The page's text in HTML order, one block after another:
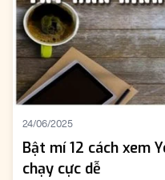
24/06/2025
Bật mí 12 cách xem
chạy cực dễ